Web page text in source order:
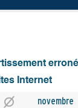
Internet
novembre